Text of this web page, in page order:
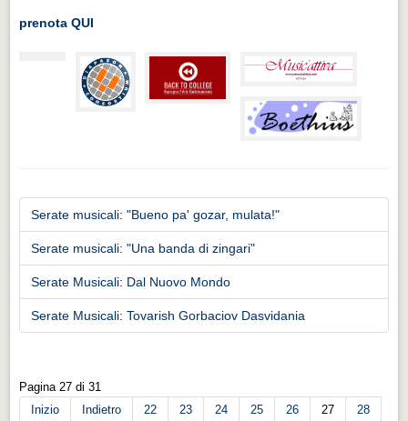
prenota QUI
Serate musicali: "Bueno pa' gozar, mulata!"
Serate musicali: "Una banda di zingari"
Serate Musicali: Dal Nuovo Mondo
Serate Musicali: Tovarish Gorbaciov Dasvidania
Pagina 27 di 31
Inizio
Indietro 22 23 24 25 26 27
28